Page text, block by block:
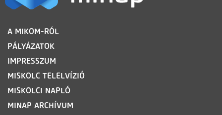
LÁBLÉC
A MIKOM-RÓL
PÁLYÁZATOK
IMPRESSZUM
MISKOLC TELELVÍZIÓ
MISKOLCI NAPLÓ
MINAP ARCHÍVUM